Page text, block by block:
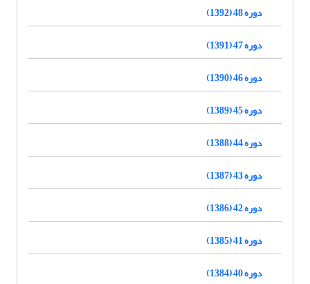
دوره 48 (1392)
دوره 47 (1391)
دوره 46 (1390)
دوره 45 (1389)
دوره 44 (1388)
دوره 43 (1387)
دوره 42 (1386)
دوره 41 (1385)
دوره 40 (1384)